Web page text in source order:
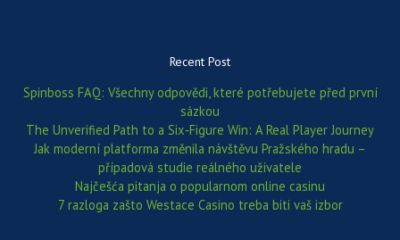
Recent Post
Spinboss FAQ: Všechny odpovědi, které potřebujete před první
sázkou
The Unverified Path to a Six‑Figure Win: A Real Player Journey
Jak moderní platforma změnila návštěvu Pražského hradu –
případová studie reálného uživatele
Najčešća pitanja o popularnom online casinu
7 razloga zašto Westace Casino treba biti vaš izbor